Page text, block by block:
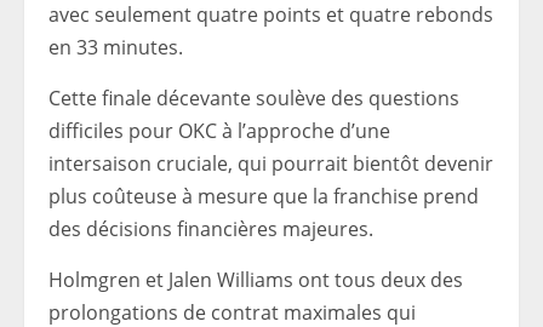
avec seulement quatre points et quatre rebonds
en 33 minutes.
Cette finale décevante soulève des questions
difficiles pour OKC à l’approche d’une
intersaison cruciale, qui pourrait bientôt devenir
plus coûteuse à mesure que la franchise prend
des décisions financières majeures.
Holmgren et Jalen Williams ont tous deux des
prolongations de contrat maximales qui